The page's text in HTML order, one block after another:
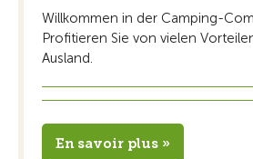
Willkommen in der Camping-
Profitieren Sie von vielen
Ausland.
En savoir plus »